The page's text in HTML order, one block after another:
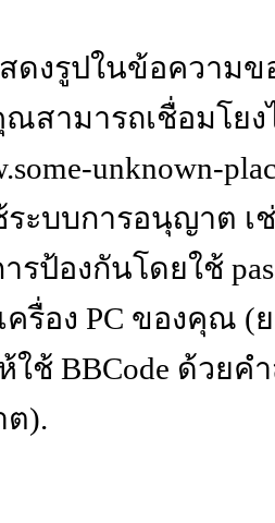
ดงรูปในข้อความ
ามารถเชื่อมโยง
unknown-
ะบบการอนุญาต เ
ารป้องกันโดยใช้
รื่อง PC ของคุณ (
ใช้ BBCode ด้วย
).